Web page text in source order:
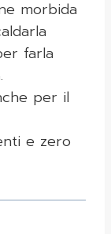
morbida
farla
per il
e zero